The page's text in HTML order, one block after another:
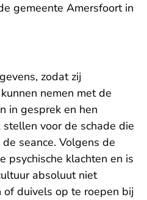
gemeente Amersfoort in
zodat zij
nemen met de
in gesprek en hen
voor de schade die
seance. Volgens de
psychische klachten en is
absoluut niet
duivels op te roepen bij